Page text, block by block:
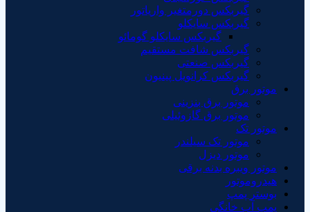
گیربکس دورمتغیر واریاتور
گیربکس سایکلو
گیربکس سایکلو گومائو
گیربکس شافت مستقیم
گیربکس صنعتی
گیربکس کرانویل پینیون
موتور برق
موتور برق بنزینی
موتور برق گازوئیلی
موتور تک
موتور تک سیلندر
موتور دیزل
موتور ویبره بدنه برقی
هیدروموتور
بوستر پمپ
پمپ آب خانگی